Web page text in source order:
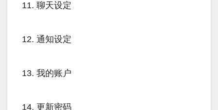
11. 聊天设定
12. 通知设定
13. 我的账户
14. 更新密码